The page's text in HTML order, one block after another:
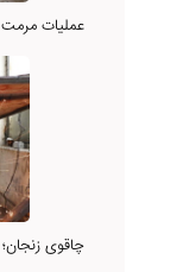
عملیات مرمت
چاقوی